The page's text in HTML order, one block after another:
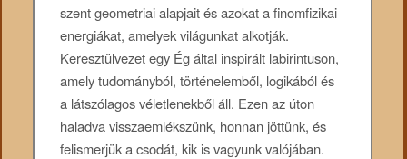
szent geometriai alapjait és azokat a finomfizikai
energiákat, amelyek világunkat alkotják.
Keresztülvezet egy Ég által inspirált labirintuson,
amely tudományból, történelemből, logikából és
a látszólagos véletlenekből áll. Ezen az úton
haladva visszaemlékszünk, honnan jöttünk, és
felismerjük a csodát, kik is vagyunk valójában.